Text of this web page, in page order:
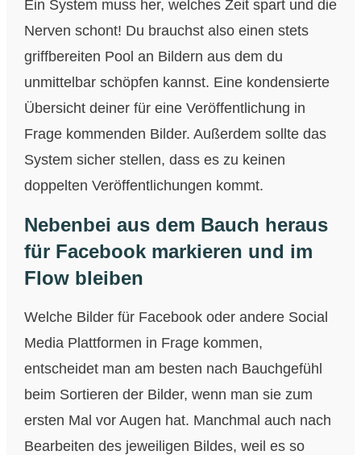
Ein System muss her, welches Zeit spart und die
Nerven schont! Du brauchst also einen stets
griffbereiten Pool an Bildern aus dem du
unmittelbar schöpfen kannst. Eine kondensierte
Übersicht deiner für eine Veröffentlichung in
Frage kommenden Bilder. Außerdem sollte das
System sicher stellen, dass es zu keinen
doppelten Veröffentlichungen kommt.
Nebenbei aus dem Bauch heraus
für Facebook markieren und im
Flow bleiben
Welche Bilder für Facebook oder andere Social
Media Plattformen in Frage kommen,
entscheidet man am besten nach Bauchgefühl
beim Sortieren der Bilder, wenn man sie zum
ersten Mal vor Augen hat. Manchmal auch nach
Bearbeiten des jeweiligen Bildes, weil es so